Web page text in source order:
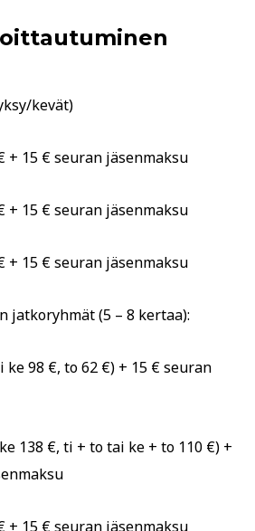
kevät)
+ 15 € seuran jäsenmaksu
+ 15 € seuran jäsenmaksu
+ 15 € seuran jäsenmaksu
jatkoryhmät (5 – 8 kertaa):
98 €, to 62 €) + 15 € seuran
138 €, ti + to tai ke + to 110 €) +
+ 15 € seuran jäsenmaksu